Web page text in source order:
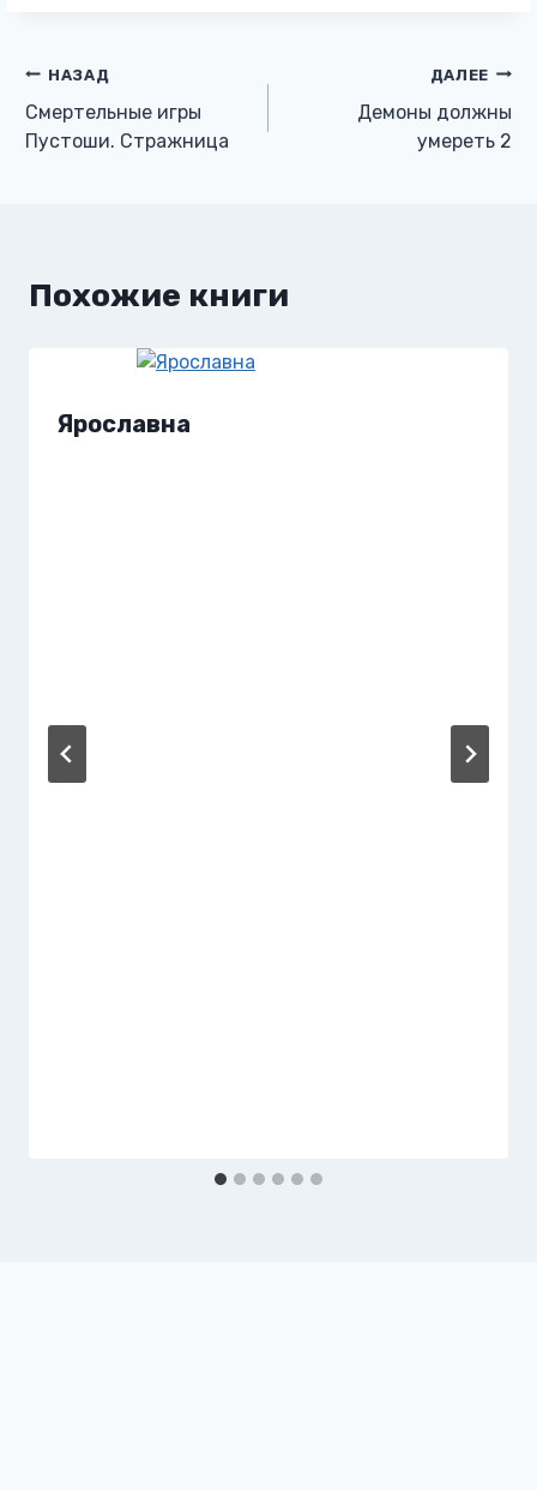
Навигация
по
НАЗАД
Смертельные игры
Пустоши. Стражница
ДАЛЕЕ
Демоны должны
умереть 2
Похожие книги
Ярославна